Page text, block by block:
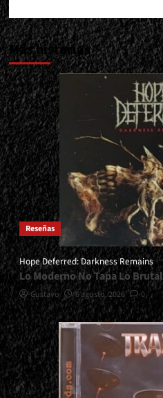
Más historias
Reseñas
Hope Deferred: Darkness Remains
Lo Moderno No Tapa Lo Brutal
Gustavo 6 agosto, 2026 0